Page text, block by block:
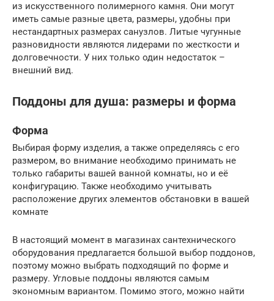
из искусственного полимерного камня. Они могут
иметь самые разные цвета, размеры, удобны при
нестандартных размерах санузлов. Литые чугунные
разновидности являются лидерами по жесткости и
долговечности. У них только один недостаток –
внешний вид.
Поддоны для душа: размеры и форма
Форма
Выбирая форму изделия, а также определяясь с его
размером, во внимание необходимо принимать не
только габариты вашей ванной комнаты, но и её
конфигурацию. Также необходимо учитывать
расположение других элементов обстановки в вашей
комнате
В настоящий момент в магазинах сантехнического
оборудования предлагается большой выбор поддонов,
поэтому можно выбрать подходящий по форме и
размеру. Угловые поддоны являются самым
экономным вариантом. Помимо этого, можно найти